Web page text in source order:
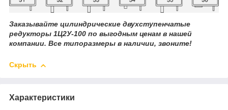
Заказывайте цилиндрические двухступенчатые
редукторы 1Ц2У-100 по выгодным ценам в нашей
компании. Все типоразмеры в наличии, звоните!
Скрыть
Характеристики